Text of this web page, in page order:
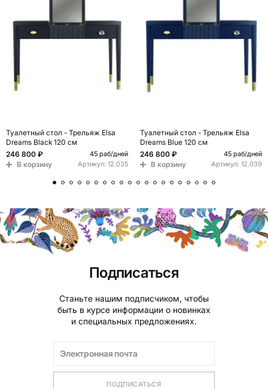
Туалетный стол - Трельяж Elsa
Dreams Black 120 см
246 800 ₽
45 раб/дней
В корзину Артикул: 12.035
Туалетный стол - Трельяж Elsa
Dreams Blue 120 см
246 800 ₽
45 раб/дней
В корзину Артикул: 12.039
Подписаться
Станьте нашим подписчиком, чтобы
быть в курсе информации о новинках
и специальных предложениях.
ПОДПИСАТЬСЯ